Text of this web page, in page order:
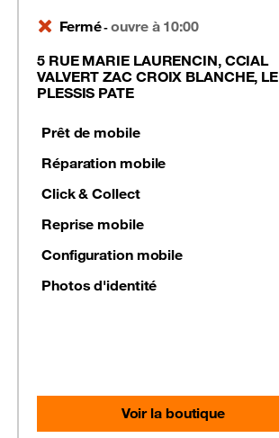
Fermé-ouvre à 10:00
5 RUE MARIE LAURENCIN, CCIAL
VALVERT ZAC CROIX BLANCHE, LE
PLESSIS PATE
Prêt de mobile
Réparation mobile
Click & Collect
Reprise mobile
Configuration mobile
Photos d'identité
Voir la boutique